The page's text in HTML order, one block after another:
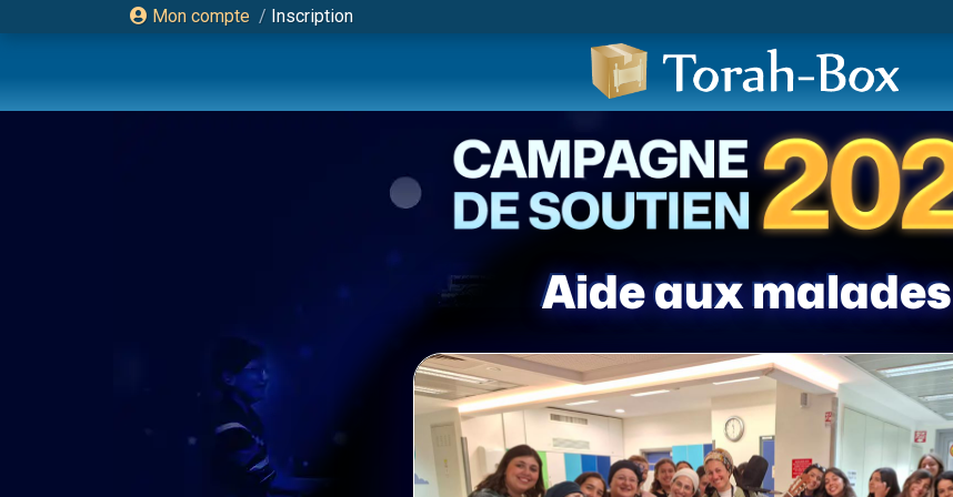
Mon compte / Inscription
Aide aux malades